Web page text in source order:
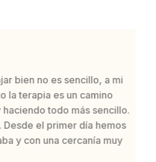
no es sencillo, a mi
es un camino
todo más sencillo.
el primer día hemos
una cercanía muy